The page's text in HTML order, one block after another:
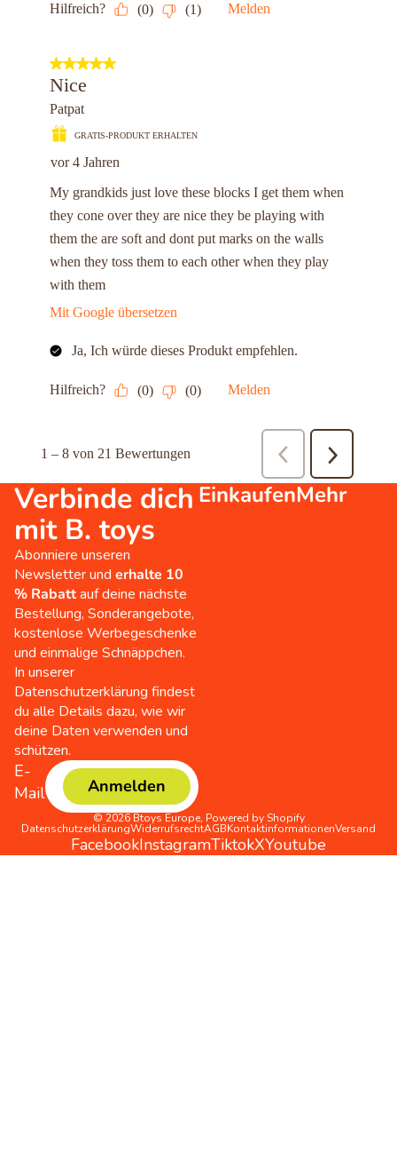
Verbinde dich
mit B. toys
Abonniere unseren
Newsletter und erhalte 10
% Rabattauf deine nächste
Bestellung, Sonderangebote,
kostenlose Werbegeschenke
und einmalige Schnäppchen.
In unserer
Datenschutzerklärung findest
du alle Details dazu, wie wir
deine Daten verwenden und
schützen.
E-
Mail
Anmelden
EinkaufenMehr
© 2026 Btoys Europe, Powered by Shopify
DatenschutzerklärungWiderrufsrechtAGBKontaktinformationenVersand
FacebookInstagramTiktokXYoutube